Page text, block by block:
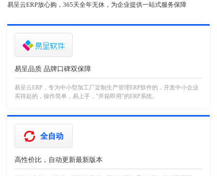
易呈云ERP放心购，365天全年无休，为企业提供一站式服务保障
易呈品质 品牌口碑双保障
易呈云ERP，专为中小型加工厂定制生产管理ERP软件的，开发中小企业
买得起的，操作简单，易上手，"开箱即用"的ERP系统。
全自动
高性价比，自动更新最新版本